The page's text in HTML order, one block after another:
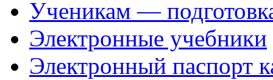
Ученикам —
Электронные учебники
Электронный паспорт